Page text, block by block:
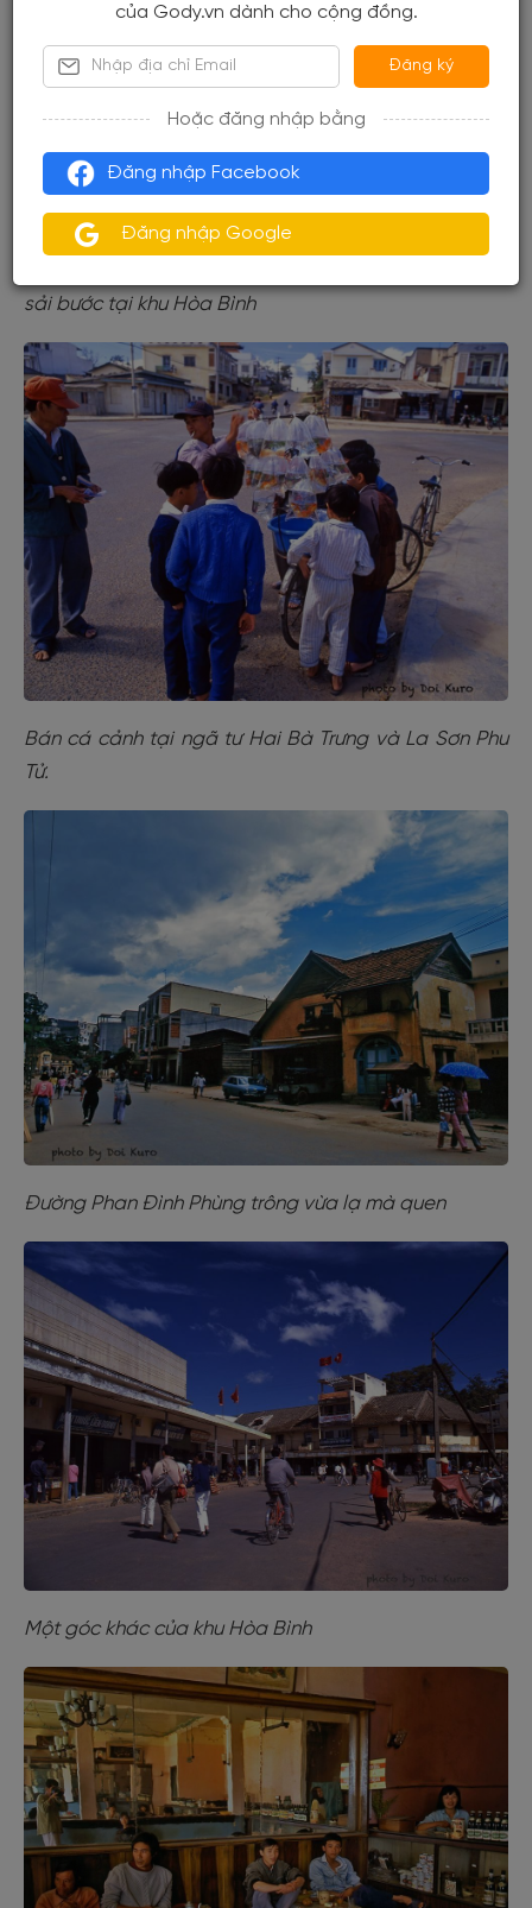
sải bước tại khu Hòa Bình
Bán cá cảnh tại ngã tư Hai Bà Trưng và La Sơn Phu
Tử.
Đường Phan Đình Phùng trông vừa lạ mà quen
Một góc khác của khu Hòa Bình
của Gody.vn dành cho cộng đồng.
Đăng ký
Hoặc đăng nhập bằng
Đăng nhập Facebook
Đăng nhập Google